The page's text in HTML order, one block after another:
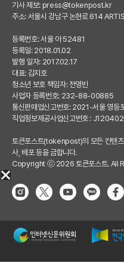
기사 제보: press@tokenpost.kr
주소: 서울시 강남구 논현로 614
등록번호: 서울 아 52481
등록일: 2018.01.02
발행 일자: 2017.02.17
대표: 김지호
청소년 보호 책임자: 전영빈
사업자 등록번호: 232-88-00885
통신판매업신고번호: 2021-서울 영등
직업정보제공사업신고번호 :
토큰포스트(tokenpost)의 모든 컨텐츠
사, 배포 등을 금합니다.
Copyright ⓒ 2026 토큰포스트. All